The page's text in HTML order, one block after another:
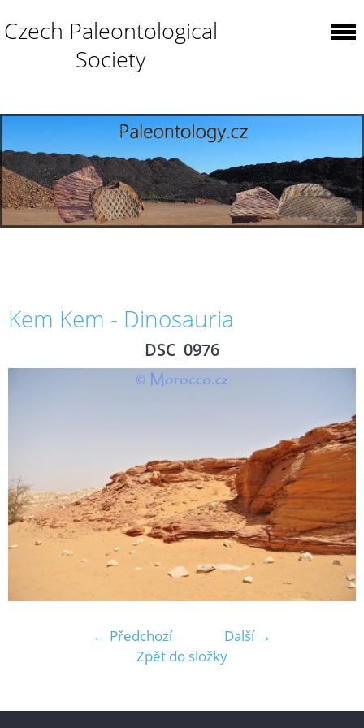
Czech Paleontological
Society
Kem Kem - Dinosauria
DSC_0976
← Předchozí
Další →
Zpět do složky